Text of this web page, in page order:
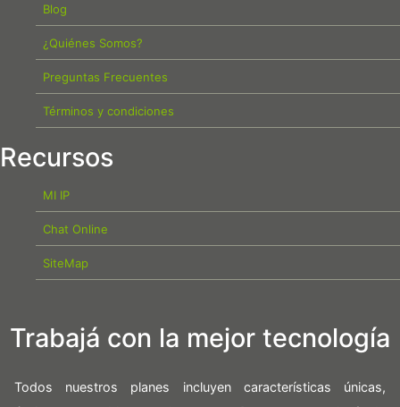
Blog
¿Quiénes Somos?
Preguntas Frecuentes
Términos y condiciones
Recursos
MI IP
Chat Online
SiteMap
Trabajá con la mejor tecnología
Todos nuestros planes incluyen características únicas,